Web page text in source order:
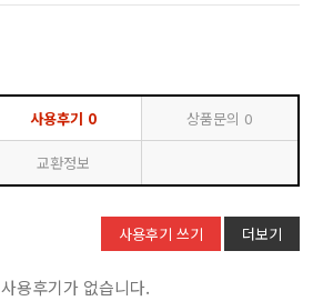
사용후기 0 상품문의 0
교환정보
사용후기 쓰기 더보기
사용후기가 없습니다.